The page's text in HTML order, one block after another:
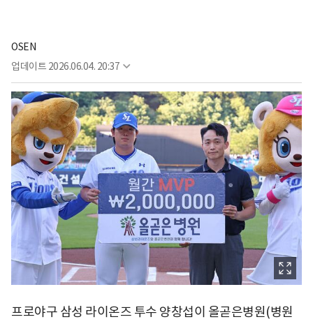
OSEN
업데이트 2026.06.04. 20:37
프로야구 삼성 라이온즈 투수 양창섭이 올곧은병원(병원